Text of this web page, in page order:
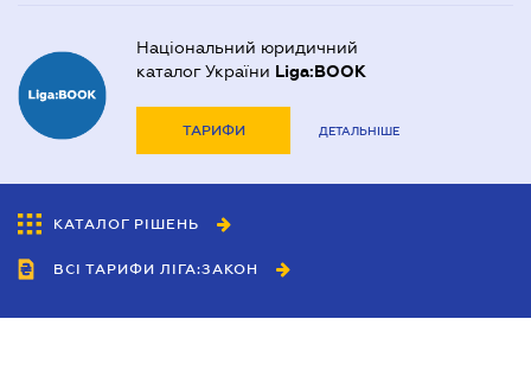
Національний юридичний
каталог України Liga:BOOK
ТАРИФИ ДЕТАЛЬНІШЕ
КАТАЛОГ РІШЕНЬ
ВСІ ТАРИФИ ЛІГА:ЗАКОН